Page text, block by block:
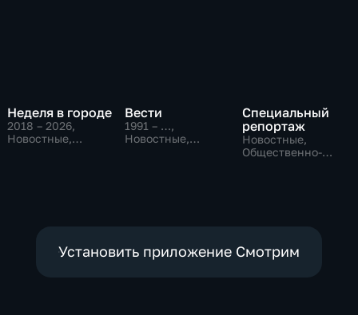
Неделя в городе
2018 – 2026,
Новостные,
Вести
1991 – …,
Новостные,
Специальный
репортаж
Новостные,
Общественно-
Установить приложение Смотрим